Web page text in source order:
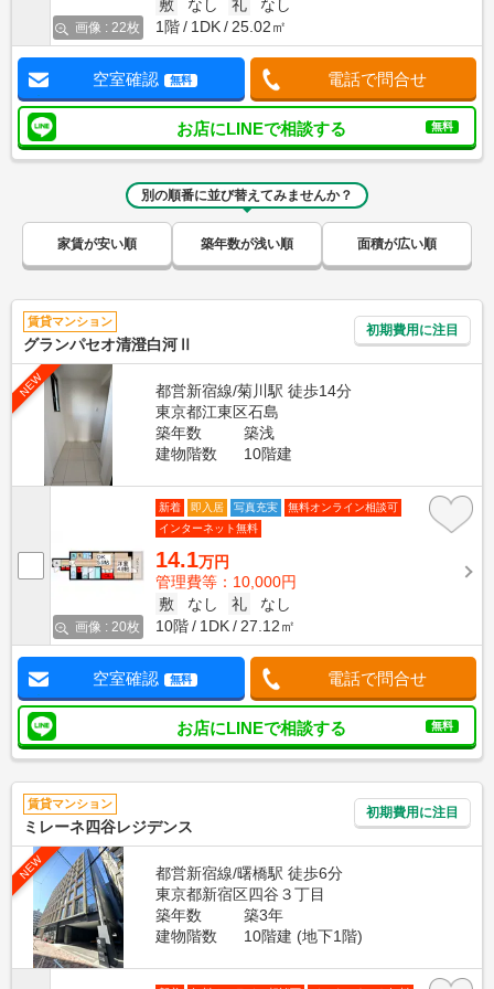
画像 : 22枚
敷 なし 礼
なし
1階
1DK 25.02㎡
空室確認 無料 電話で問合せ
お店にLINEで相談する 無料
別の順番に並び替えてみませんか？
家賃が安い順 築年数が浅い順 面積が広い順
賃貸マンション
グランパセオ清澄白河Ⅱ
初期費用に注目
NEW
都営新宿線/菊川駅 徒歩14分
東京都江東区石島
築年数
築浅
建物階数
10階建
画像 : 20枚
新着 即入居 写真充実
無料オンライン相談可
インターネット無料
14.1万円
管理費等：10,000円
敷
なし 礼
なし
10階
1DK 27.12㎡
空室確認 無料 電話で問合せ
お店にLINEで相談する 無料
賃貸マンション
ミレーネ四谷レジデンス
初期費用に注目
NEW
都営新宿線/曙橋駅 徒歩6分
東京都新宿区四谷３丁目
築年数
築3年
建物階数
10階建 (地下1階)